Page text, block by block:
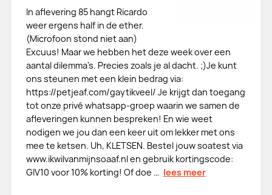
In aflevering 85 hangt Ricardo
weer ergens half in de ether.
(Microfoon stond niet aan)
Excuus! Maar we hebben het deze week over een
aantal dilemma's. Precies zoals je al dacht. ;)Je kunt
ons steunen met een klein bedrag via:
⁠⁠https://petjeaf.com/gaytikveel/⁠⁠ Je krijgt dan toegang
tot onze privé whatsapp-groep waarin we samen de
afleveringen kunnen bespreken! En wie weet
nodigen we jou dan een keer uit om lekker met ons
mee te ketsen. Uh, KLETSEN. Bestel jouw soatest via
www.ikwilvanmijnsoaaf.nl en gebruik kortingscode:
GIV10 voor 10% korting! Of doe … lees meer